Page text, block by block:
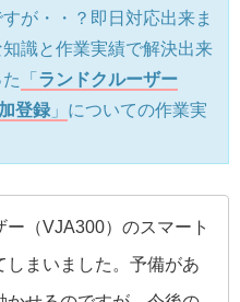
が・・？即日対応出来ま
識と作業実績で解決出来
「 ランドクルーザー
登録 」 についての作業実
ー（VJA300）のスマート
しまいました。予備があ